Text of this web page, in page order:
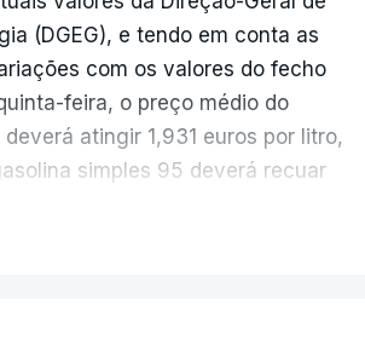
(DGEG), e tendo em conta as
com os valores do fecho
feira, o preço médio do
atingir 1,931 euros por litro,
simples 95 deverá recuar
internacionais do petróleo,